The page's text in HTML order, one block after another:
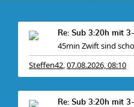
45min Zwift sind
Steffen42,07.08.2026, 08:10